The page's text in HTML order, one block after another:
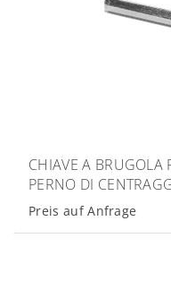
CHIAVE A BRUGOLA
PERNO DI
Preis auf Anfrage